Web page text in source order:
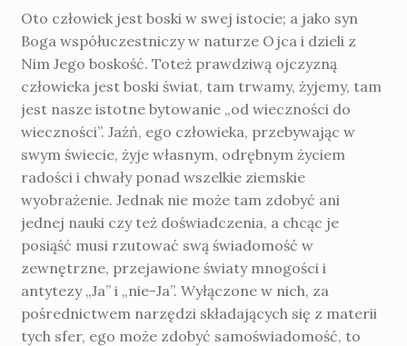
Oto człowiek jest boski w swej istocie; a jako syn
Boga współuczestniczy w naturze Ojca i dzieli z
Nim Jego boskość. Toteż prawdziwą ojczyzną
człowieka jest boski świat, tam trwa­my, żyjemy, tam
jest nasze istotne bytowanie „od wieczności do
wieczności”. Jaźń, ego czło­wieka, przebywając w
swym świecie, żyje własnym, odrębnym życiem
radości i chwały po­nad wszelkie ziemskie
wyobrażenie. Jednak nie może tam zdobyć ani
jednej nauki czy też doświadczenia, a chcąc je
posiąść musi rzutować swą świadomość w
zewnętrzne, przejawione światy mnogości i
antytezy „Ja” i „nie-Ja”. Wyłączone w nich, za
pośrednictwem narzędzi składających się z materii
tych sfer, ego może zdobyć samoświadomość, to